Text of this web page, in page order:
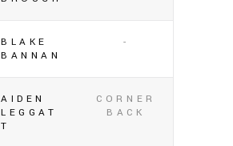
BLAKE
BANNAN
-
AIDEN
LEGGAT
T
CORNER
BACK